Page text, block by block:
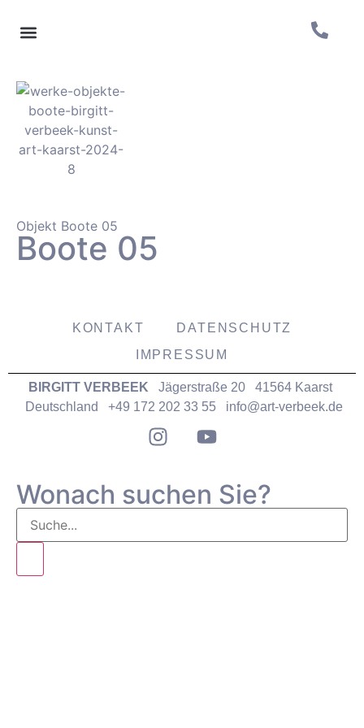
Objekt Boote 05
Boote 05
KONTAKT
DATENSCHUTZ
IMPRESSUM
BIRGITT VERBEEK Jägerstraße 20 41564 Kaarst
Deutschland +49 172 202 33 55 info@art-verbeek.de
Wonach suchen Sie?